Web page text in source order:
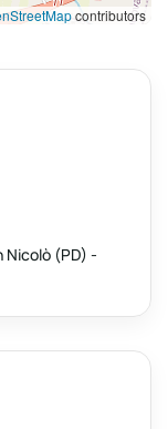
contributors
Nicolò (PD) -